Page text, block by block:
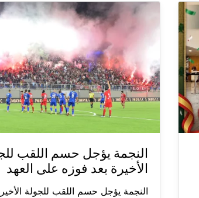
النجمة يؤجل حسم اللقب
الأخيرة بعد فوزه على العهد
النجمة يؤجل حسم اللقب للجولة